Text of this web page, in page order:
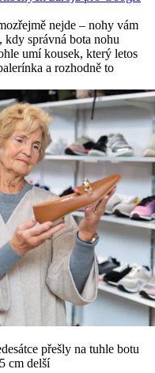
nejde – nohy vám
kdy správná bota nohu
umí kousek, který letos
a rozhodně to
přešly na tuhle botu
cm delší